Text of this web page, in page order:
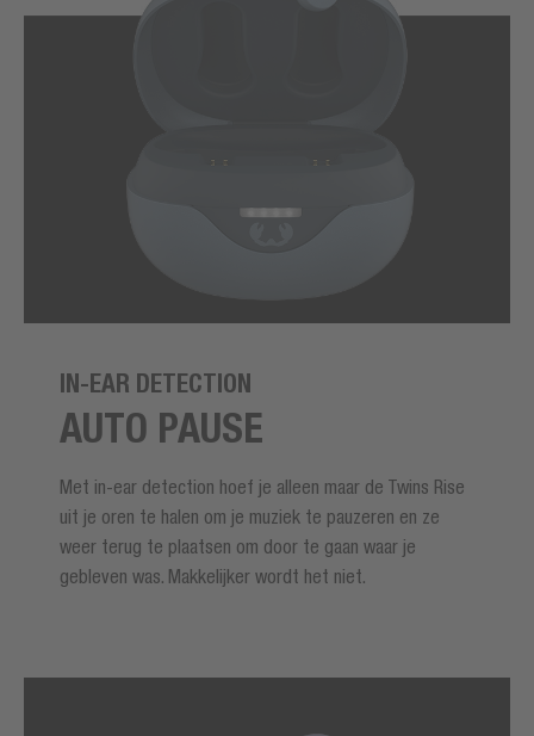
IN-EAR DETECTION
AUTO PAUSE
Met in-ear detection hoef je alleen maar de Twins Rise
uit je oren te halen om je muziek te pauzeren en ze
weer terug te plaatsen om door te gaan waar je
gebleven was. Makkelijker wordt het niet.